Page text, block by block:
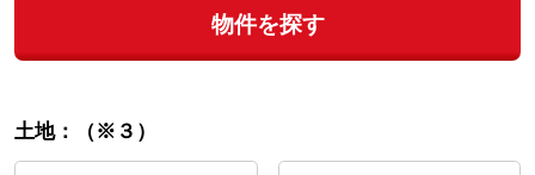
物件を探す
土地： （※３）